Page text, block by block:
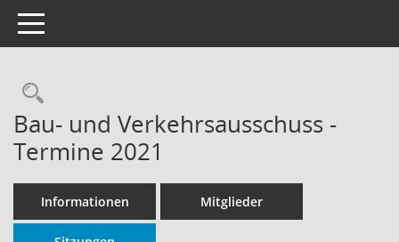
Toggle navigation
Rechercheauswahl
Bau- und Verkehrsausschuss -
Termine 2021
Informationen Mitglieder